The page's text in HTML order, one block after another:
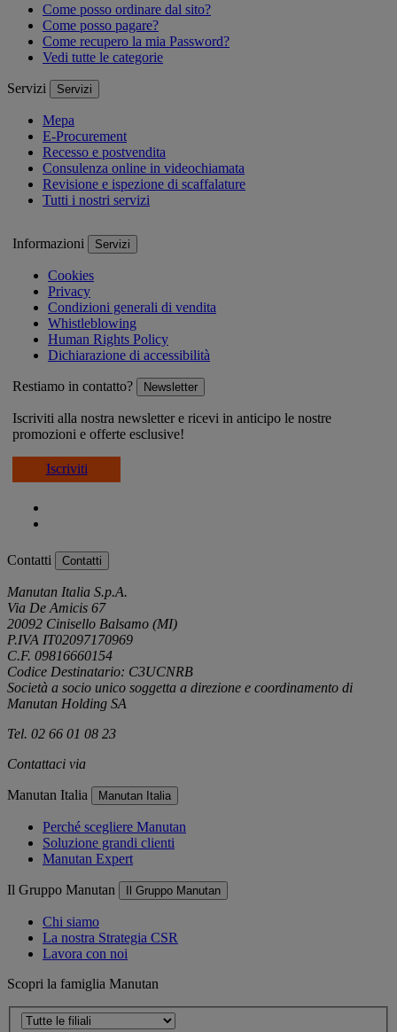
Come posso ordinare dal sito?
Come posso pagare?
Come recupero la mia Password?
Vedi tutte le categorie
Servizi Servizi
Mepa
E-Procurement
Recesso e postvendita
Consulenza online in videochiamata
Revisione e ispezione di scaffalature
Tutti i nostri servizi
Informazioni Servizi
Cookies
Privacy
Condizioni generali di vendita
Whistleblowing
Human Rights Policy
Dichiarazione di accessibilità
Restiamo in contatto? Newsletter
Iscriviti alla nostra newsletter e ricevi in anticipo le nostre
promozioni e offerte esclusive!
Iscriviti
Contatti Contatti
Manutan Italia S.p.A.
Via De Amicis 67
20092 Cinisello Balsamo (MI)
P.IVA IT02097170969
C.F. 09816660154
Codice Destinatario: C3UCNRB
Società a socio unico soggetta a direzione e coordinamento di
Manutan Holding SA
Tel. 02 66 01 08 23
Contattaci via
Manutan Italia Manutan Italia
Perché scegliere Manutan
Soluzione grandi clienti
Manutan Expert
Il Gruppo Manutan Il Gruppo Manutan
Chi siamo
La nostra Strategia CSR
Lavora con noi
Scopri la famiglia Manutan